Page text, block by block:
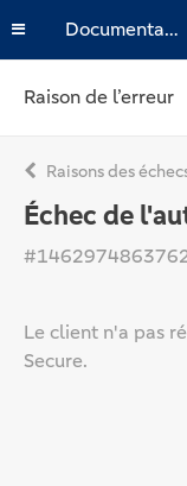
Documentation
Raison de l’erreur
Raisons des
Échec de
Le client n'a pas
Secure.